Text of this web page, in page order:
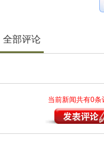
全部评论
当前新闻共有0条